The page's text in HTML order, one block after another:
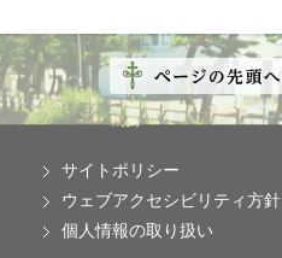
サイトポリシー
ウェブアクセシビリティ方針
個人情報の取り扱い